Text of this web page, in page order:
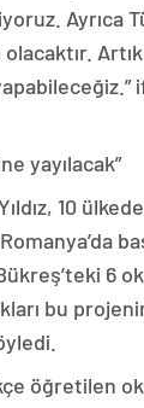
Ayrıca
olacaktır.
yayılacak”
10
6
bu
öğretilen